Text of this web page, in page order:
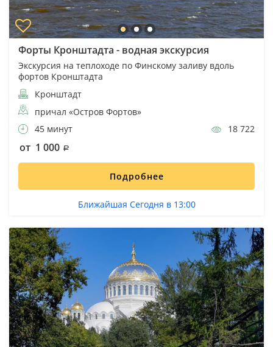
Форты Кронштадта - водная экскурсия
Экскурсия на теплоходе по Финскому заливу вдоль
фортов Кронштадта
Кронштадт
причал «Остров Фортов»
45 минут
18 722
от 1 000
Подробнее
Ближайшая Сегодня в 13:00